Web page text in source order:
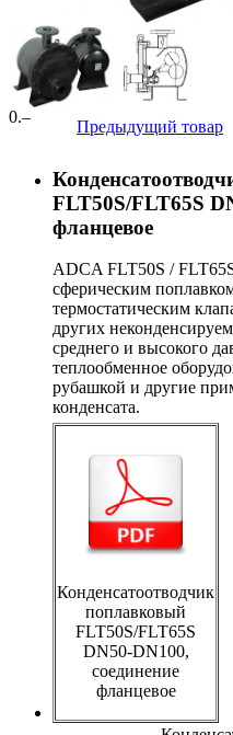
Предыдущий товар
0.–
FLT50S/FLT65S
фланцевое
ADCA FLT50S /
сферическим
термостатическим
других
среднего и высокого
теплообменное
рубашкой и другие
конденсата.
Конденсатоотводчик
поплавковый
FLT50S/FLT65S
DN50-DN100,
соединение
фланцевое